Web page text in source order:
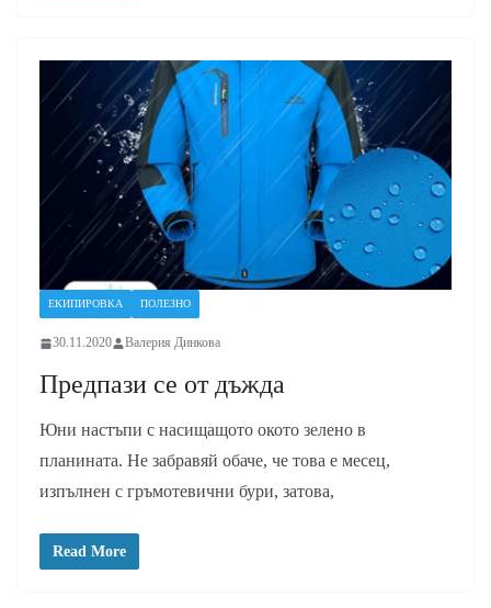
ЕКИПИРОВКА ПОЛЕЗНО
30.11.2020 Валерия Динкова
Предпази се от дъжда
Юни настъпи с насищащото окото зелено в
планината. Не забравяй обаче, че това е месец,
изпълнен с гръмотевични бури, затова,
Read More